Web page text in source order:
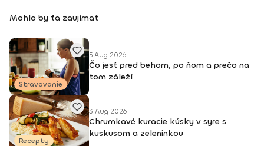
Mohlo by ťa zaujímať
Stravovanie
5 Aug 2026
Čo jesť pred behom, po ňom a prečo na
tom záleží
Recepty
3 Aug 2026
Chrumkavé kuracie kúsky v syre s
kuskusom a zeleninkou